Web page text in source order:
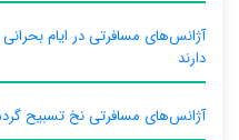
آژانس‌های مسافرتی در ایام بحرانی
دارند
آژانس‌های مسافرتی نخ تسبیح